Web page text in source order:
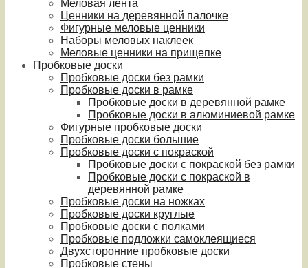
Меловая лента
Ценники на деревянной палочке
Фигурные меловые ценники
Наборы меловых наклеек
Меловые ценники на прищепке
Пробковые доски
Пробковые доски без рамки
Пробковые доски в рамке
Пробковые доски в деревянной рамке
Пробковые доски в алюминиевой рамке
Фигурные пробковые доски
Пробковые доски большие
Пробковые доски с покраской
Пробковые доски с покраской без рамки
Пробковые доски с покраской в
деревянной рамке
Пробковые доски на ножках
Пробковые доски круглые
Пробковые доски с полками
Пробковые подложки самоклеящиеся
Двухсторонние пробковые доски
Пробковые стены